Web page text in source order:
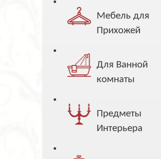
Мебель для
Прихожей
Для Ванной
комнаты
Предметы
Интерьера